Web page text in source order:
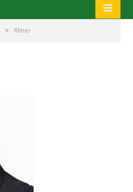
» Rímer